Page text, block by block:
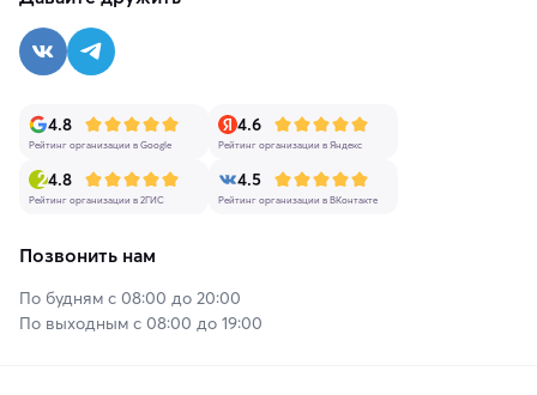
4.8
Рейтинг организации в Google
4.6
Рейтинг организации в Яндекс
4.8
Рейтинг организации в 2ГИС
4.5
Рейтинг организации в ВКонтакте
Позвонить нам
По будням с 08:00 до 20:00
По выходным с 08:00 до 19:00